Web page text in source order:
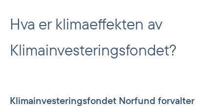
Hva er klimaeffekten av
Klimainvesteringsfondet?
Klimainvesteringsfondet Norfund forvalter